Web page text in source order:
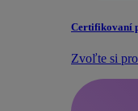
Certifikovaní
Zvoľte si